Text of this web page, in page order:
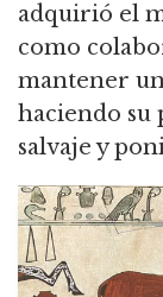
adquirió el
como
mantener
haciendo su
salvaje y